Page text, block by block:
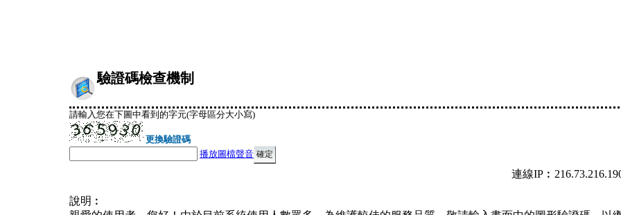
驗證碼檢查機制
請輸入您在下圖中看到的字元(字母區分大小寫)
更換驗證碼
播放圖檔聲音
連線
說明︰